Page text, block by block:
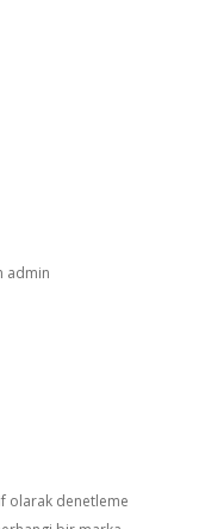
admin
olarak denetleme